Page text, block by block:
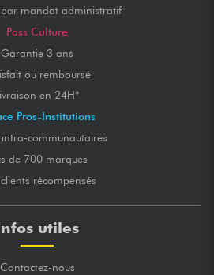
par mandat administratif
Pass Culture
Garantie 3 ans
ou remboursé
en 24H*
Pros-Institutions
intra-communautaires
de 700 marques
récompensés
utiles
Contactez-nous